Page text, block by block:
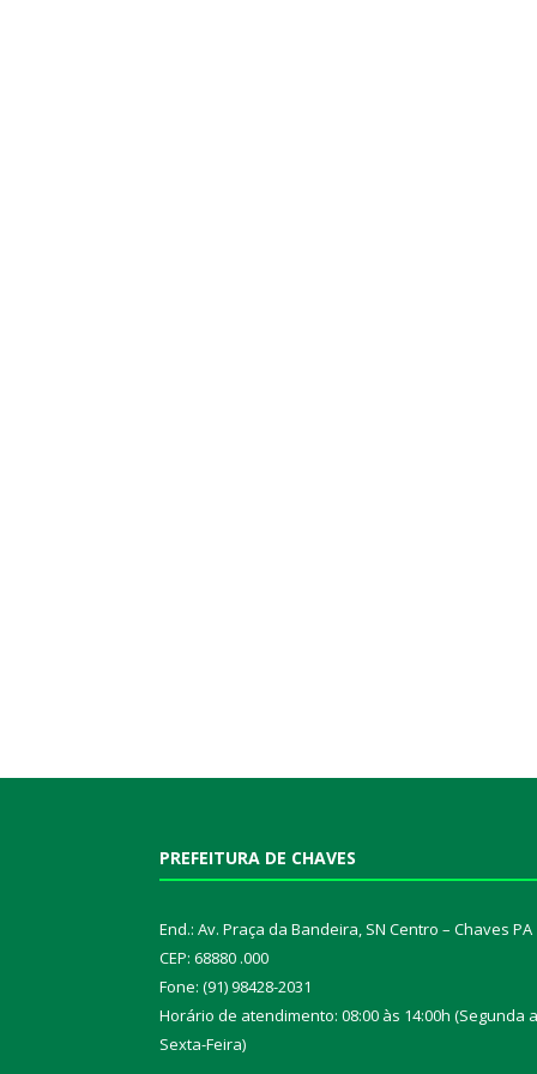
PREFEITURA DE CHAVES
End.: Av. Praça da Bandeira, SN Centro – Chaves PA
CEP: 68880 .000
Fone: (91) 98428-2031
Horário de atendimento: 08:00 às 14:00h (Segunda a
Sexta-Feira)